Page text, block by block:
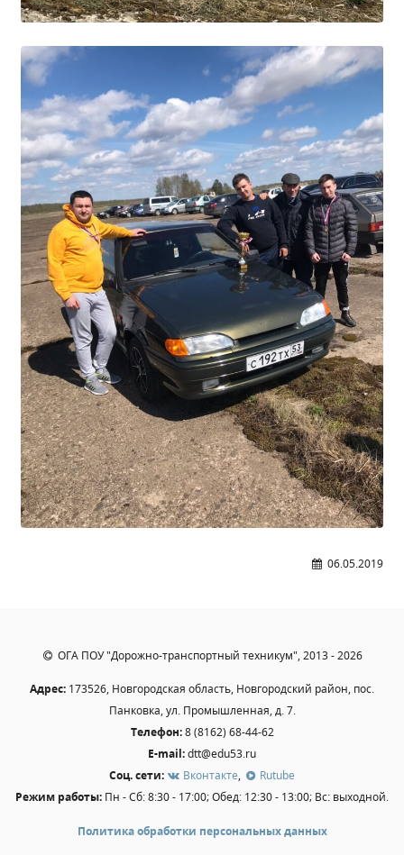
Главное управление по контролю за оборотом
Общероссийская база вакансий "Работа в
Сбербанк Онлайн - оплачивайте
образовательные услуги
06.05.2019
ОГА ПОУ "Дорожно-транспортный техникум", 2013 - 2026
Адрес: 173526, Новгородская область, Новгородский район, пос.
Панковка, ул. Промышленная, д. 7.
Телефон:8 (8162) 68-44-62
E-mail:dtt@edu53.ru
Соц. сети:
Вконтакте,
Rutube
Режим работы: Пн - Сб: 8:30 - 17:00; Обед: 12:30 - 13:00; Вс: выходной.
Политика обработки персональных данных